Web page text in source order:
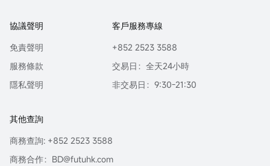
協議聲明
免責聲明
服務條款
隱私聲明
客戶服務專線
+852 2523 3588
交易日：全天24小時
非交易日：9:30-21:30
其他查詢
商務查詢: +852 2523 3588
商務合作：BD@futuhk.com